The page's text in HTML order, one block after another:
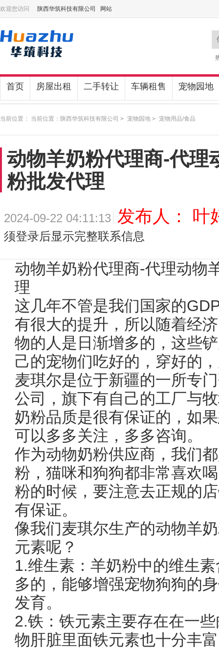
欢迎您访问 陕西华筑科技有限公司 网站
首页 房屋出租 二手转让 车辆租售 宠物园地
当前位置： 当前位置： 陕西华筑科技有限公司 > 宠物园地 > 宠物用品/食品
动物羊奶粉代理商-代理
粉批发代理
2024-09-22 04:11:13 发布人： 叶
须登录后显示完整联系信息
动物羊奶粉代理商-代理动物
理
这几年不管是我们国家的
有很大的提升，所以随着经
物的人是日渐增多的，这些
己的宠物们吃好的，穿好的
麦琪尔是位于新疆的一所专
公司，旗下有自己的工厂与
奶粉品质是很有保证的，如
可以多多关注，多多咨询。
作为动物奶粉供应商，我们
粉，猫咪和狗狗都非常喜欢
粉的时候，要注意去正规的
有保证。
像我们麦琪尔生产的动物羊
元素呢？
1.维生素：羊奶粉中的维生
多的，能够增强宠物狗狗的
发育。
2.铁：铁元素主要存在在一
物肝脏里面铁元素也十分丰